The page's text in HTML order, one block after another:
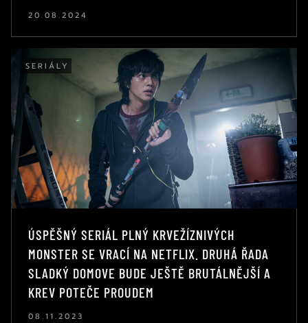
20.08.2024
SERIÁLY
ÚSPĚŠNÝ SERIÁL PLNÝ KRVEŽÍZNIVÝCH
MONSTER SE VRACÍ NA NETFLIX. DRUHÁ ŘADA
SLADKÝ DOMOVE BUDE JEŠTĚ BRUTÁLNĚJŠÍ A
KREV POTEČE PROUDEM
08.11.2023